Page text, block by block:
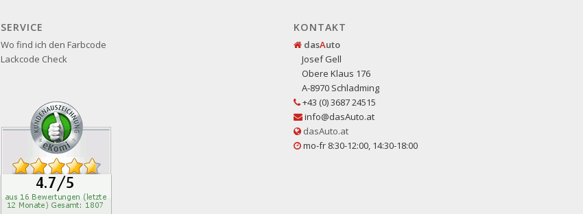
SERVICE
Wo find ich den Farbcode
Lackcode Check
KONTAKT
dasAuto
Josef Gell
Obere Klaus 176
A-8970 Schladming
+43 (0) 3687 24515
info@dasAuto.at
dasAuto.at
mo-fr 8:30-12:00, 14:30-18:00